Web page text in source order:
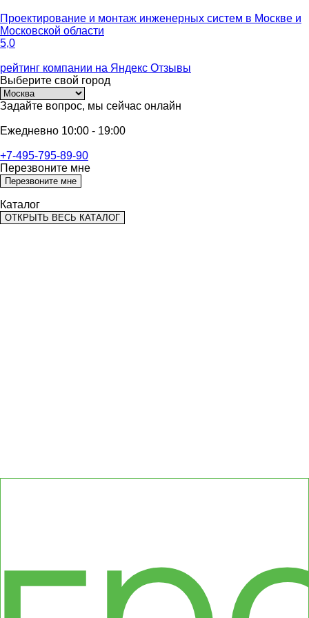
Проектирование и монтаж инженерных систем в Москве и
Московской области
5,0
рейтинг компании на Яндекс Отзывы
Выберите свой город
Задайте вопрос, мы сейчас онлайн
Ежедневно 10:00 - 19:00
+7-495-795-89-90
Перезвоните мне
Перезвоните мне
Каталог
ОТКРЫТЬ ВЕСЬ КАТАЛОГ